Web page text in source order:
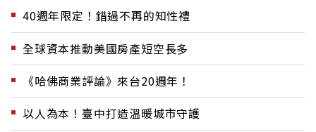
40週年限定！錯過不再的知性禮
全球資本推動美國房產短空長多
《哈佛商業評論》來台20週年！
以人為本！臺中打造溫暖城市守護